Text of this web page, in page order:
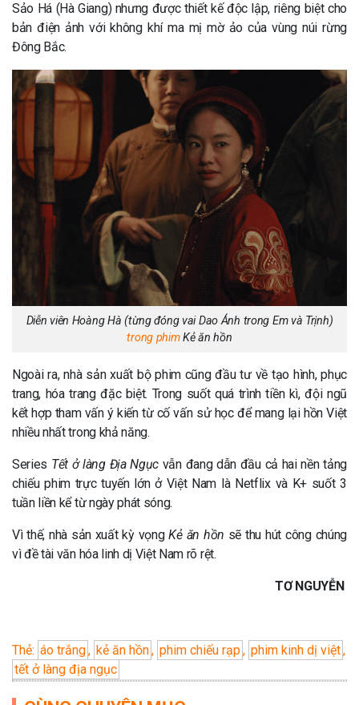
Sảo Há (Hà Giang) nhưng được thiết kế độc lập, riêng biệt cho
bản điện ảnh với không khí ma mị mờ ảo của vùng núi rừng
Đông Bắc.
Diễn viên Hoàng Hà (từng đóng vai Dao Ánh trong Em và Trịnh)
trong phimKẻ ăn hồn
Ngoài ra, nhà sản xuất bộ phim cũng đầu tư về tạo hình, phục
trang, hóa trang đặc biệt. Trong suốt quá trình tiền kì, đội ngũ
kết hợp tham vấn ý kiến từ cố vấn sử học để mang lại hồn Việt
nhiều nhất trong khả năng.
Series Tết ở làng Địa Ngục vẫn đang dẫn đầu cả hai nền tảng
chiếu phim trực tuyến lớn ở Việt Nam là Netflix và K+ suốt 3
tuần liền kể từ ngày phát sóng.
Vì thế, nhà sản xuất kỳ vọngKẻ ăn hồn sẽ thu hút công chúng
vì đề tài văn hóa linh dị Việt Nam rõ rệt.
TƠ NGUYỄN
Thẻ: áo trắng, kẻ ăn hồn, phim chiếu rạp, phim kinh dị việt,
tết ở làng địa ngục